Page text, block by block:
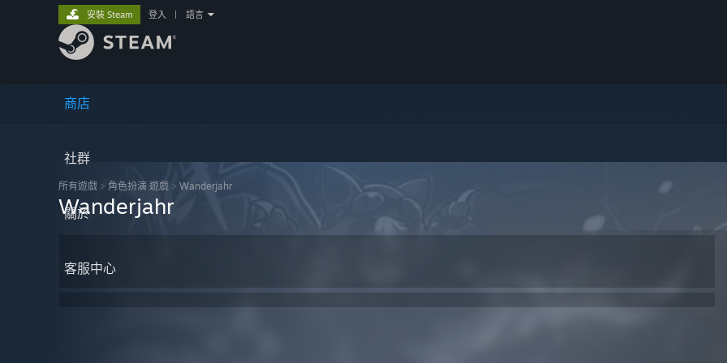
商店
社群
關於
客服中心
安裝 Steam 登入 語言
所有遊戲 > 角色扮演 遊戲 > Wanderjahr
Wanderjahr